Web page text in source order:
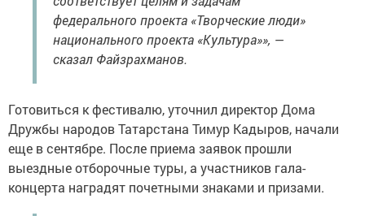
федерального проекта «Творческие люди»
национального проекта «Культура»», —
сказал Файзрахманов.
Готовиться к фестивалю, уточнил директор Дома
Дружбы народов Татарстана Тимур Кадыров, начали
еще в сентябре. После приема заявок прошли
выездные отборочные туры, а участников гала-
концерта наградят почетными знаками и призами.